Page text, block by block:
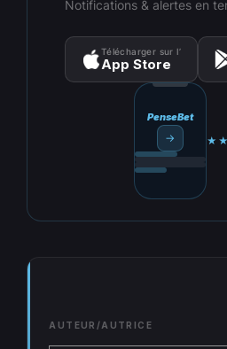
Notifications & alertes en
Télécharger sur l’
App Store
PenseBet
→
AUTEUR/AUTRICE